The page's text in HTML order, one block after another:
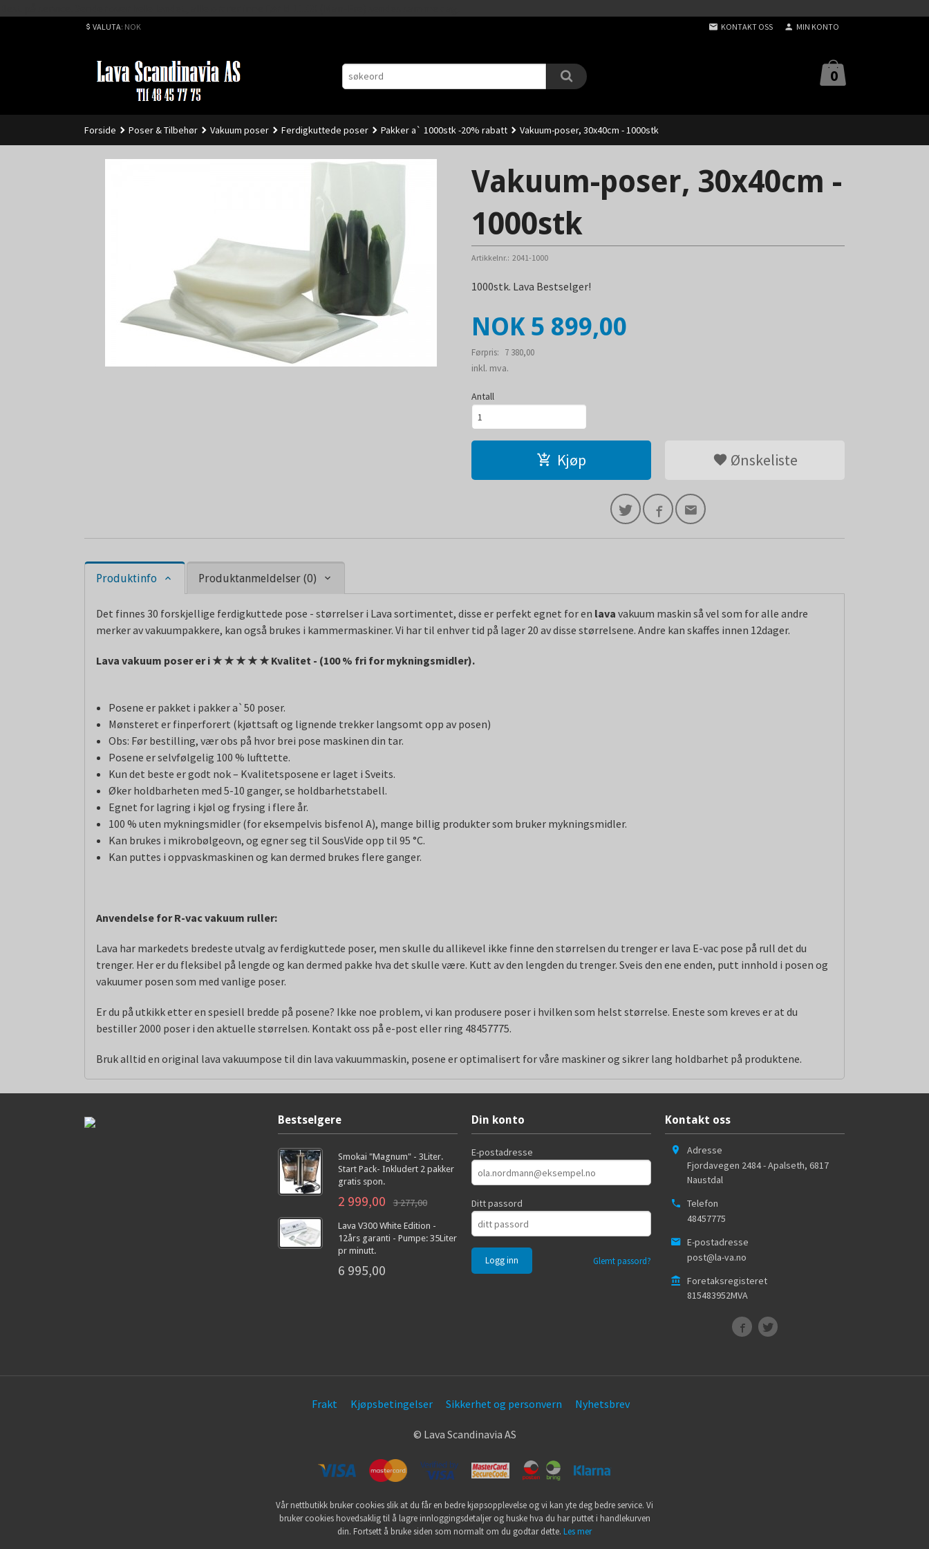
VALUTA: NOK KONTAKT OSS MIN KONTO
0
Forside Poser & Tilbehør Vakuum poser Ferdigkuttede poser Pakker a` 1000stk -20% rabatt Vakuum-poser, 30x40cm - 1000stk
Vakuum-poser, 30x40cm -
1000stk
Artikkelnr.: 2041-1000
1000stk. Lava Bestselger!
Tilbud
NOK 5 899,00
Førpris: 7 380,00
Rabatt
inkl. mva.
Antall
Kjøp Ønskeliste
Produktinfo Produktanmeldelser (0)
Det finnes 30 forskjellige ferdigkuttede pose - størrelser i Lava sortimentet, disse er perfekt egnet for en lava vakuum maskin så vel som for alle andre
merker av vakuumpakkere, kan også brukes i kammermaskiner. Vi har til enhver tid på lager 20 av disse størrelsene. Andre kan skaffes innen 12dager.
Lava vakuum poser er i★★★★★ Kvalitet - (100 % fri for mykningsmidler).
Posene er pakket i pakker a`50 poser.
Mønsteret er finperforert (kjøttsaft og lignende trekker langsomt opp av posen)
Obs: Før bestilling, vær obs på hvor brei pose maskinen din tar.
Posene er selvfølgelig 100 % lufttette.
Kun det beste er godt nok – Kvalitetsposene er laget i Sveits.
Øker holdbarheten med 5-10 ganger, se holdbarhetstabell.
Egnet for lagring i kjøl og frysing i flere år.
100 % uten mykningsmidler (for eksempelvis bisfenol A), mange billig produkter som bruker mykningsmidler.
Kan brukes i mikrobølgeovn, og egner seg til SousVide opp til 95 °C.
Kan puttes i oppvaskmaskinen og kan dermed brukes flere ganger.
Anvendelse for R-vac vakuum ruller:
Lava har markedets bredeste utvalg av ferdigkuttede poser, men skulle du allikevel ikke finne den størrelsen du trenger er lava E-vac pose på rull det du
trenger. Her er du fleksibel på lengde og kan dermed pakke hva det skulle være. Kutt av den lengden du trenger. Sveis den ene enden, putt innhold i posen og
vakuumer posen som med vanlige poser.
Er du på utkikk etter en spesiell bredde på posene? Ikke noe problem, vi kan produsere poser i hvilken som helst størrelse. Eneste som kreves er at du
bestiller 2000 poser i den aktuelle størrelsen. Kontakt oss på e-post eller ring 48457775.
Bruk alltid en original lava vakuumpose til din lava vakuummaskin, posene er optimalisert for våre maskiner og sikrer lang holdbarhet på produktene.
Bestselgere
Smokai "Magnum" - 3Liter.
Start Pack- Inkludert 2 pakker
gratis spon.
2 999,00 3 277,00
Lava V300 White Edition -
12års garanti - Pumpe: 35Liter
pr minutt.
6 995,00
Din konto
E-postadresse
Ditt passord
Glemt passord?
Kontakt oss
Adresse
Fjordavegen 2484 - Apalseth, 6817
Naustdal
Telefon
48457775
E-postadresse
post@la-va.no
Foretaksregisteret
815483952MVA
Frakt Kjøpsbetingelser Sikkerhet og personvern Nyhetsbrev
© Lava Scandinavia AS
Vår nettbutikk bruker cookies slik at du får en bedre kjøpsopplevelse og vi kan yte deg bedre service. Vi
bruker cookies hovedsaklig til å lagre innloggingsdetaljer og huske hva du har puttet i handlekurven
din. Fortsett å bruke siden som normalt om du godtar dette. Les mer